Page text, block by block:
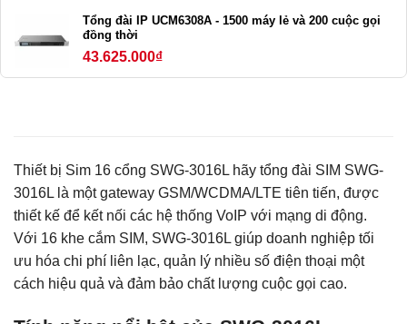
Tổng đài IP UCM6308A - 1500 máy lẻ và 200 cuộc gọi
đồng thời
43.625.000₫
Thiết bị Sim 16 cổng SWG-3016L hãy tổng đài SIM SWG-
3016L là một gateway GSM/WCDMA/LTE tiên tiến, được
thiết kế để kết nối các hệ thống VoIP với mạng di động.
Với 16 khe cắm SIM, SWG-3016L giúp doanh nghiệp tối
ưu hóa chi phí liên lạc, quản lý nhiều số điện thoại một
cách hiệu quả và đảm bảo chất lượng cuộc gọi cao.